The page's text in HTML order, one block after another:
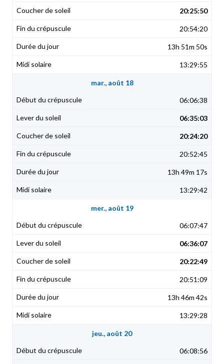
20:25:50
20:54:20
13h 51m 50s
13:29:55
mar., août 18
06:06:38
06:35:03
20:24:20
20:52:45
13h 49m 17s
13:29:42
mer., août 19
06:07:47
06:36:07
20:22:49
20:51:09
13h 46m 42s
13:29:28
jeu., août 20
06:08:56